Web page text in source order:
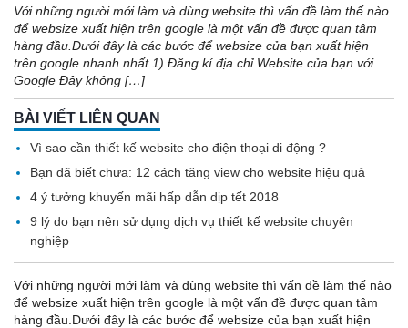
Với những người mới làm và dùng website thì vấn đề làm thế nào
để websize xuất hiện trên google là một vấn đề được quan tâm
hàng đầu.Dưới đây là các bước để websize của bạn xuất hiện
trên google nhanh nhất 1) Đăng kí địa chỉ Website của bạn với
Google Đây không […]
BÀI VIẾT LIÊN QUAN
Vì sao cần thiết kế website cho điện thoại di động ?
Bạn đã biết chưa: 12 cách tăng view cho website hiệu quả
4 ý tưởng khuyến mãi hấp dẫn dịp tết 2018
9 lý do bạn nên sử dụng dịch vụ thiết kế website chuyên
nghiệp
Với những người mới làm và dùng website thì vấn đề làm thế nào
để websize xuất hiện trên google là một vấn đề được quan tâm
hàng đầu.Dưới đây là các bước để websize của bạn xuất hiện